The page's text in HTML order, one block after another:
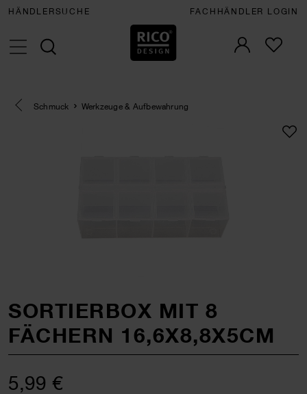
HÄNDLERSUCHE FACHHÄNDLER LOGIN
Eine Kategorie zurück navigieren
Schmuck Werkzeuge & Aufbewahrung
SORTIERBOX MIT 8
FÄCHERN 16,6X8,8X5CM
5,99 €